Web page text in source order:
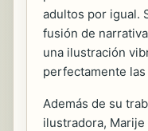
adultos por igual.
fusión de
una ilustración
perfectamente
Además de su
ilustradora,